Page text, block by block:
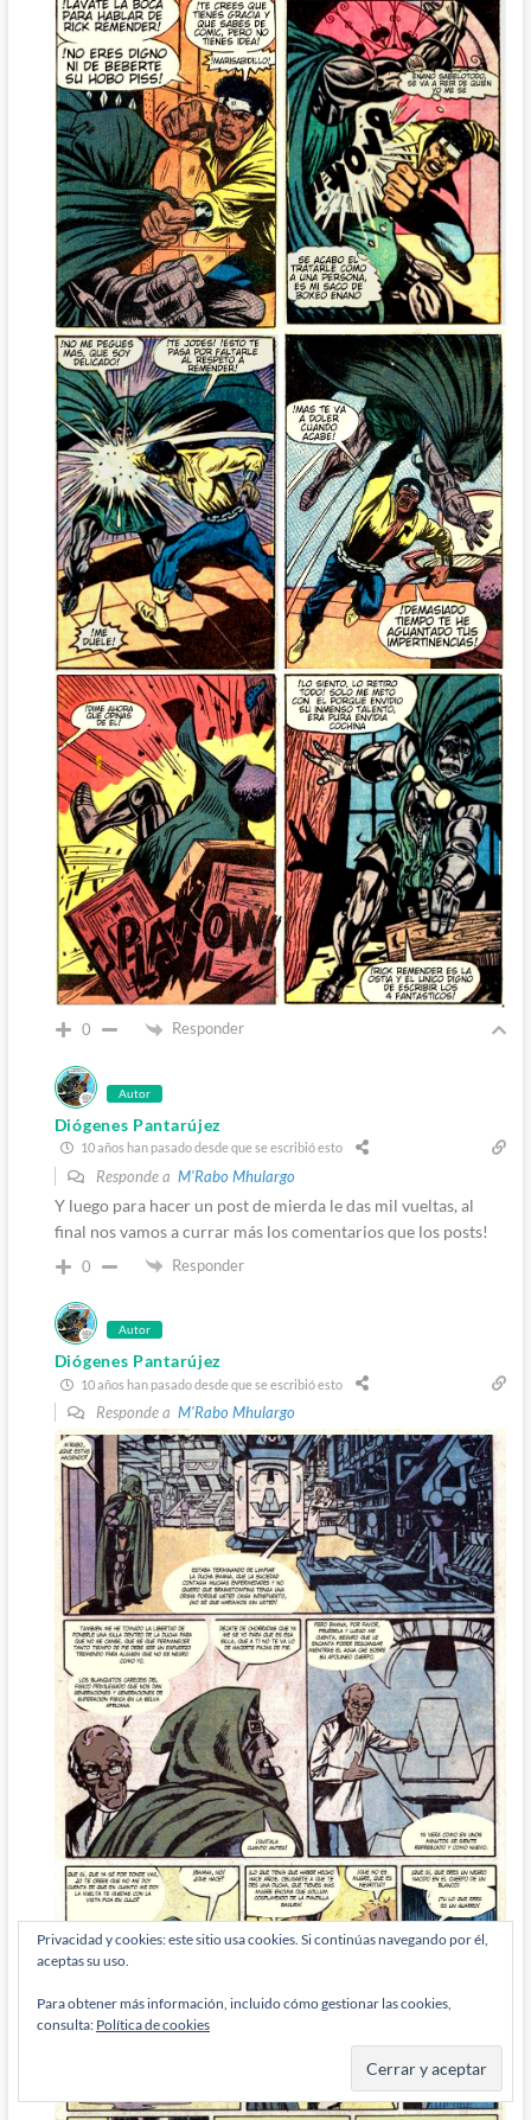
0 Responder
Autor
Diógenes Pantarújez
10 años han pasado desde que se escribió esto
Responde a M'Rabo Mhulargo
Y luego para hacer un post de mierda le das mil vueltas, al
final nos vamos a currar más los comentarios que los posts!
0 Responder
Autor
Diógenes Pantarújez
10 años han pasado desde que se escribió esto
Responde a M'Rabo Mhulargo
Privacidad y cookies: este sitio usa cookies. Si continúas navegando por él,
aceptas su uso.
Para obtener más información, incluido cómo gestionar las cookies,
consulta: Política de cookies